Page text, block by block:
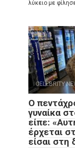
λύκειο με
CELEBRITY
Ο
γυναίκα
είπε:
έρχεται
είσαι στη